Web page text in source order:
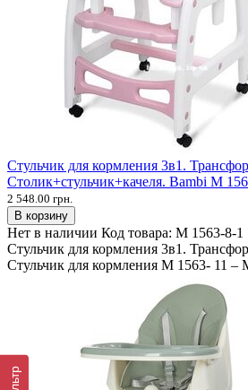
Стульчик для кормления 3в1.
Столик+стульчик+качеля. Bambi M
2 548.00 грн.
В корзину
Нет в наличии Код товара: M 1563-8-1
Стульчик для кормления 3в1.
Стульчик для кормления M 1563- 11 –